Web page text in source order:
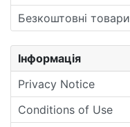
Безкоштовні товари
Інформація
Privacy Notice
Conditions of Use